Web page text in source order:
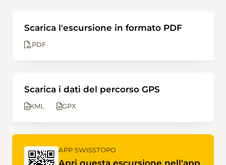
Scarica l'escursione in formato PDF
PDF
Scarica i dati del percorso GPS
KML GPX
APP SWISSTOPO
Apri questa escursione nell'app